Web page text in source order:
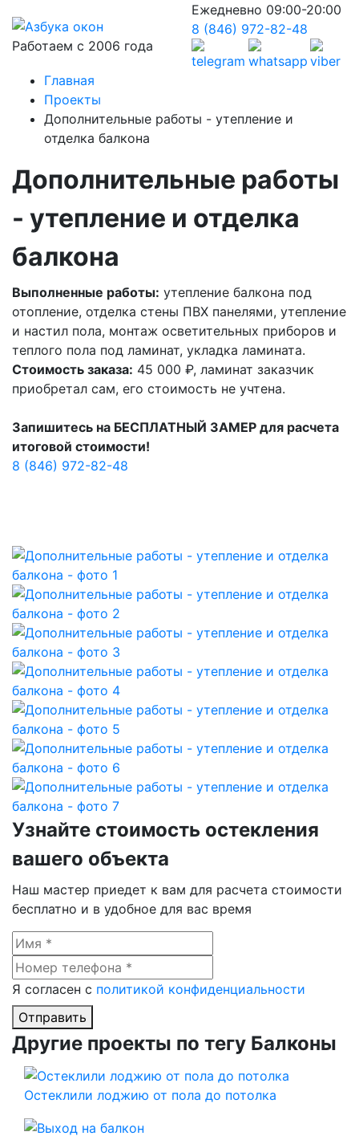
Работаем с 2006 года
Ежедневно 09:00-20:00
8 (846) 972-82-48
Главная
Проекты
Дополнительные работы - утепление и
отделка балкона
Дополнительные работы
- утепление и отделка
балкона
Выполненные работы: утепление балкона под
отопление, отделка стены ПВХ панелями, утепление
и настил пола, монтаж осветительных приборов и
теплого пола под ламинат, укладка ламината.
Стоимость заказа: 45 000 ₽, ламинат заказчик
приобретал сам, его стоимость не учтена.
Запишитесь на БЕСПЛАТНЫЙ ЗАМЕР для расчета
итоговой стоимости!
8 (846) 972-82-48
Узнайте стоимость остекления
вашего объекта
Наш мастер приедет к вам для расчета стоимости
бесплатно и в удобное для вас время
Я согласен с политикой конфиденциальности
Отправить
Другие проекты по тегу Балконы
Остеклили лоджию от пола до потолка